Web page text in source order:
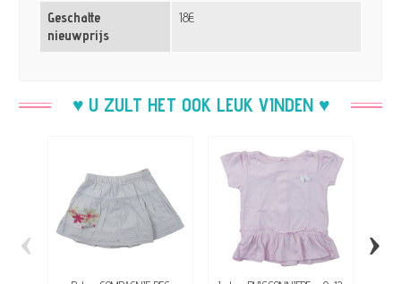
Geschatte
nieuwprijs
18€
♥ U ZULT HET OOK LEUK VINDEN ♥
‹ ›